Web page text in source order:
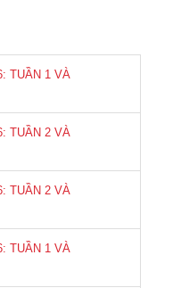
TUẦN 1 VÀ
TUẦN 2 VÀ
TUẦN 2 VÀ
TUẦN 1 VÀ